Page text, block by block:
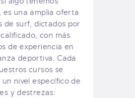
es una amplia oferta
de surf, dictados por
con más
de experiencia en
deportiva. Cada
cursos se
nivel específico de
y destrezas: